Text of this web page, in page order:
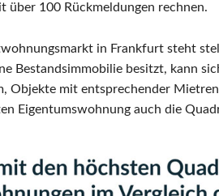
über 100 Rückmeldungen rechnen.
in Frankfurt steht
Bestandsimmobilie besitzt, kann
Objekte mit entsprechender
Eigentumswohnung auch die